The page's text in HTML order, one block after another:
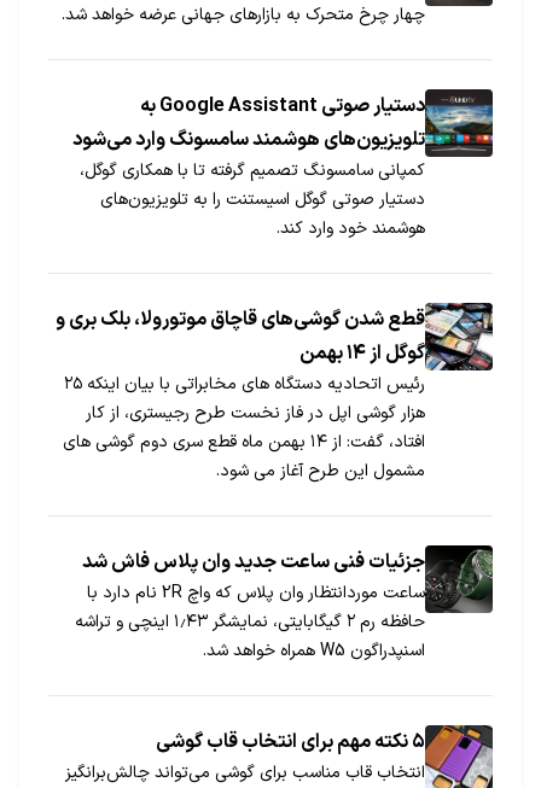
چهار چرخ متحرک به بازارهای جهانی عرضه خواهد شد.
دستیار صوتی Google Assistant به
تلویزیون‌های هوشمند سامسونگ وارد می‌شود
کمپانی سامسونگ تصمیم گرفته تا با همکاری گوگل،
دستیار صوتی گوگل اسیستنت را به تلویزیون‌های
هوشمند خود وارد کند.
قطع شدن گوشی‌های قاچاق موتورولا، بلک بری و
گوگل از ۱۴ بهمن
رئیس اتحادیه دستگاه های مخابراتی با بیان اینکه ۲۵
هزار گوشی اپل در فاز نخست طرح رجیستری، از کار
افتاد، گفت: از ۱۴ بهمن ماه قطع سری دوم گوشی های
مشمول این طرح آغاز می شود.
جزئیات فنی ساعت جدید وان پلاس فاش شد
ساعت موردانتظار وان پلاس که واچ 2R نام دارد با
حافظه رم ۲ گیگابایتی، نمایشگر ۱٫۴۳ اینچی و تراشه
اسنپدراگون W5 همراه خواهد شد.
۵ نکته مهم برای انتخاب قاب گوشی
انتخاب قاب مناسب برای گوشی می‌تواند چالش‌برانگیز